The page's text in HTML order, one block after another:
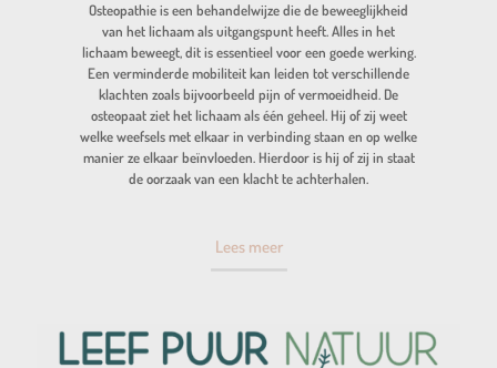
Osteopathie is een behandelwijze die de beweeglijkheid
van het lichaam als uitgangspunt heeft. Alles in het
lichaam beweegt, dit is essentieel voor een goede werking.
Een verminderde mobiliteit kan leiden tot verschillende
klachten zoals bijvoorbeeld pijn of vermoeidheid. De
osteopaat ziet het lichaam als één geheel. Hij of zij weet
welke weefsels met elkaar in verbinding staan en op welke
manier ze elkaar beïnvloeden. Hierdoor is hij of zij in staat
de oorzaak van een klacht te achterhalen.
Lees meer